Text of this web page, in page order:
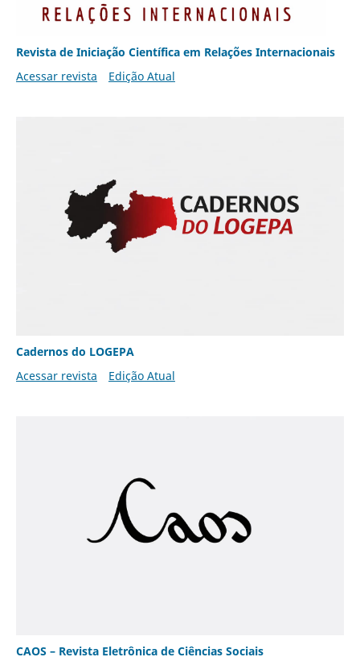
Revista de Iniciação Científica em Relações Internacionais
Acessar revista
Edição Atual
Cadernos do LOGEPA
Acessar revista
Edição Atual
CAOS – Revista Eletrônica de Ciências Sociais